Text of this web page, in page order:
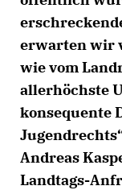
erwarten wir
wie vom
allerhöchste
konsequente
Andreas
Landtags-